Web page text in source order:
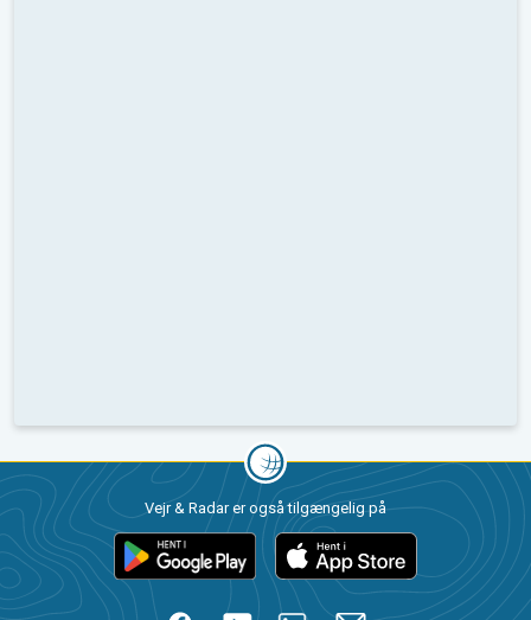
Vejr & Radar er også tilgængelig på